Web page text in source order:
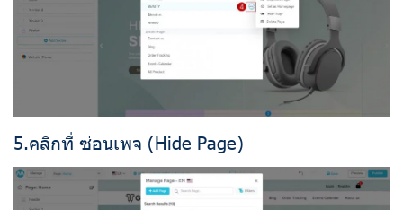
5.คลิกที่ ซ่อนเพจ (Hide Page)